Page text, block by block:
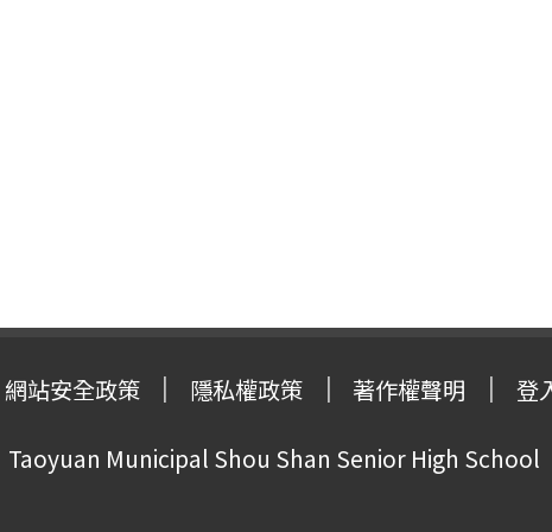
網站安全政策 隱私權政策 著作權聲明 登
Taoyuan Municipal Shou Shan Senior High School